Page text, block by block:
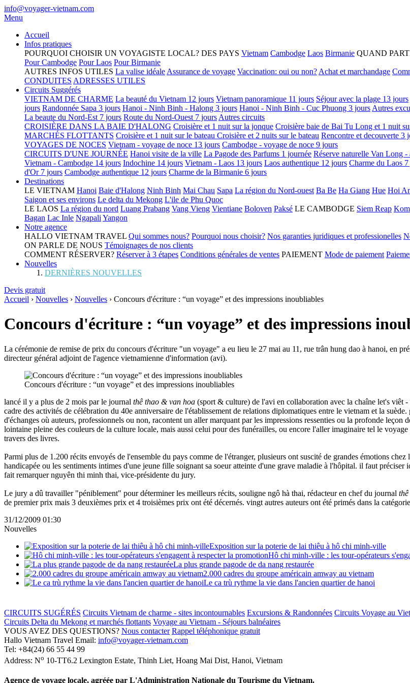
info@voyager-vietnam.com
Menu
Accueil
Infos pratiques
POURQUOI CHOISIR UN VOYAGISTE LOCAL? DES PAYS Vietnam Cambodge Laos Birmanie QUAND
Pour Cambodge Pour Laos Pour Birmanie
AUTRES INFOS UTILES La valise idéale Assurance de voyage Vaccination: oui ou non? Achat et marchandage
CONDUITES ADRESSES UTILES
Circuits Suggérés
VIETNAM DE CHARME La beauté du Vietnam 12 jours Vietnam panoramique 11 jours Séjour avec la plage 13 jours
jours Randonnée Sapa 3 jours Hanoi - Ninh Binh - Halong 3 jours Hanoi - Ninh Binh - Cuc Phuong 3 jours Autres
La beaute du Nord-Est 7 jours Route du Nord-Ouest 7 jours Autres circuits
CROISIÈRE DANS LA BAIE D'HALONG Croisière et 1 nuit sur la jonque Croisière baie de Bai Tu Long et 1 nuit
MARCHÉS FLOTTANTS Croisière et 1 nuit sur le bateau Croisière et 2 nuits sur le bateau Rencontre et decouverte 3
VOYAGES DE NOCES Vietnam - voyage de noce 13 jours Cambodge - voyage de noce 9 jours
CIRCUITS D'UNE JOURNÉE Hanoi visite de la ville La Pagode des Parfums 1 journée Réserve naturelle Van Long
Vietnam - Cambodge 14 jours Indochine 14 jours Vietnam - Laos 13 jours Laos authentique 12 jours Charme du Laos
d'Or 7 jours Cambodge authentique 12 jours Charme de la Birmanie 6 jours
Destinations
LE VIETNAM Hanoi Baie d'Halong Ninh Binh Mai Chau Sapa La région du Nord-ouest Ba Be Ha Giang Hue Hoi
Saigon et ses environs Le delta du Mekong L'ile de Phu Quoc
LE LAOS La région du nord Luang Prabang Vang Vieng Vientiane Boloven Paksé LE CAMBODGE Siem Reap
Bagan Lac Inle Ngapali Yangon
Notre agence
HALLO VIETNAM TRAVEL Qui sommes nous? Pourquoi nous choisir? Nos garanties juridiques et professionelles
ON PARLE DE NOUS Témoignages de nos clients
COMMENT RÉSERVER? Réserver à 3 étapes Conditions générales de ventes PAIEMENT Mode de paiement
Nouvelles
DERNIÈRES NOUVELLES
Devis gratuit
Accueil › Nouvelles › Nouvelles › Concours d'écriture : “un voyage” et des impressions inoubliables
Concours d'écriture : “un voyage” et des impressions
La cérémonie de remise de prix du concours d'écriture "un voyage" a eu lieu le 27 mai au 11, rue trân hung dao à hanoi, en
directeur général adjoint de l'agence vietnamienne d'information (avi).
Concours d'écriture : “un voyage” et des impressions inoubliables
lancé il y a plus de 2 mois par le journal thê thao & van hoa (sport & culture) de l'avi en collaboration avec la chaîne let's viêt
cadre des activités de célébration du 40e anniversaire de l'établissement de relations diplomatiques entre le vietnam et la
d'échanges où auteurs, professionnels ou non, racontent un aller marquant par les impressions ressenties ou la profonde
lointaine pleine des couleurs de la culture locale, mais aussi celui pour des funérailles, ou encore l'aller imaginaire tel le
travers des livres.
Parmi plus de 1.200 récits envoyés de l'ensemble du pays comme de l'étranger, plusieurs ont suscité de grandes émotions
handicapée ou les sentiments intimes d'une jeune fille soignant sa soeur atteinte d'une grave maladie à l'hôpital. il faut
fait remarquer nguyên thi minh thai, vice-présidente du jury.
Le jury a dû travailler "péniblement" pour déterminer les meilleurs récits, souligne ngô hà thai, rédacteur en chef du journal
de premier prix mais 3 deuxièmes prix et 4 troisièmes prix ont été décernés. vingt autres auteurs ont été primés dans la
31/12/2009 01:30
Nouvelles
Exposition sur la poterie de lai thiêu à hô chi minh-ville
Hô chi minh-ville : les tour-opérateurs
La plus grande pagode de da nang restaurée
2.000 cadres du groupe américain amway au vietnam
Le ca trù rythme la vie dans l'ancien quartier de hanoi
CIRCUITS SUGÉRÉS Circuits Vietnam de charme - sites incontournables Excursions & Randonnées Circuits Voyage au
Circuits Delta du Mekong et marchés flottants Voyage au Vietnam - Séjours balnéaires
VOUS AVEZ DES QUESTIONS? Nous contacter Rappel téléphonique gratuit
Hallo Vietnam Travel Email: info@voyager-vietnam.com
Tel: +84(24) 66 55 44 99
Address: No 10-TT6.2 Lexington Estate, Thinh Liet, Hoang Mai Dist, Hanoi, Vietnam
Agence de voyage locale, agréée par L'Administration Nationale du Tourisme du Vietnam.